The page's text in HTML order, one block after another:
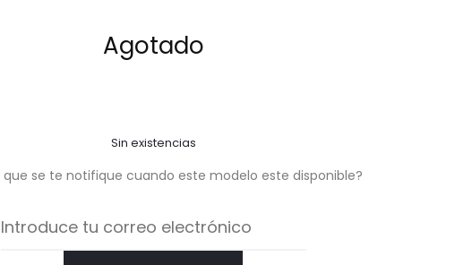
Agotado
Sin existencias
que se te notifique cuando este modelo este disponible?